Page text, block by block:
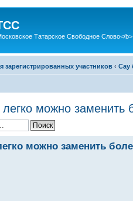
Татарское Свободное Слово</b>
зарегистрированных участников ‹ Сау
легко можно
можно заменить